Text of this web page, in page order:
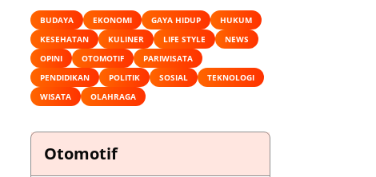
BUDAYA EKONOMI GAYA HIDUP
HUKUM
KESEHATAN
KULINER LIFE STYLE
NEWS
OPINI
OTOMOTIF
PARIWISATA
PENDIDIKAN
POLITIK SOSIAL
TEKNOLOGI
WISATA
OLAHRAGA
Otomotif